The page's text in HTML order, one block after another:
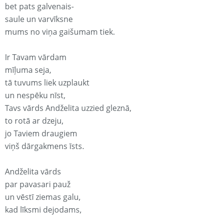
bet pats galvenais-
saule un varvīksne
mums no viņa gaišumam tiek.
Ir Tavam vārdam
mīļuma seja,
tā tuvums liek uzplaukt
un nespēku nīst,
Tavs vārds Andželita uzzied gleznā,
to rotā ar dzeju,
jo Taviem draugiem
viņš dārgakmens īsts.
Andželita vārds
par pavasari pauž
un vēstī ziemas galu,
kad līksmi dejodams,